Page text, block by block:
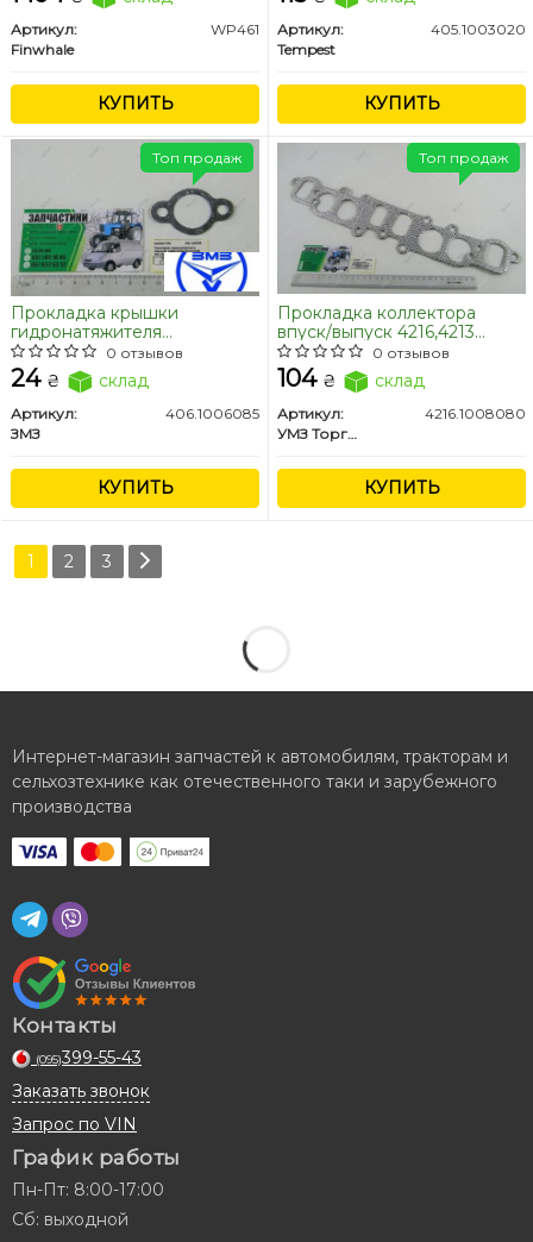
Артикул:
WP461
Finwhale
КУПИТЬ
Артикул:
405.1003020
Tempest
КУПИТЬ
Прокладка крышки
гидронатяжителя
Газель,Волга дв.406,405
(паронит) (пр-во ЗМЗ)
0 отзывов
24 ₴ склад
Артикул:
406.1006085
ЗМЗ
КУПИТЬ
Топ продаж
Прокладка коллектора
впуск/выпуск 4216,4213
(инж.) Газель Бизнес,УАЗ
(перфометал)
0 отзывов
104 ₴ склад
Артикул:
4216.1008080
УМЗ Торговый Дом ООО
КУПИТЬ
Топ продаж
1 2 3
Интернет-магазин запчастей к автомобилям, тракторам и
сельхозтехнике как отечественного таки и зарубежного
производства
Контакты
(095)399-55-43
Заказать звонок
Запрос по VIN
График работы
Пн-Пт: 8:00-17:00
Сб: выходной